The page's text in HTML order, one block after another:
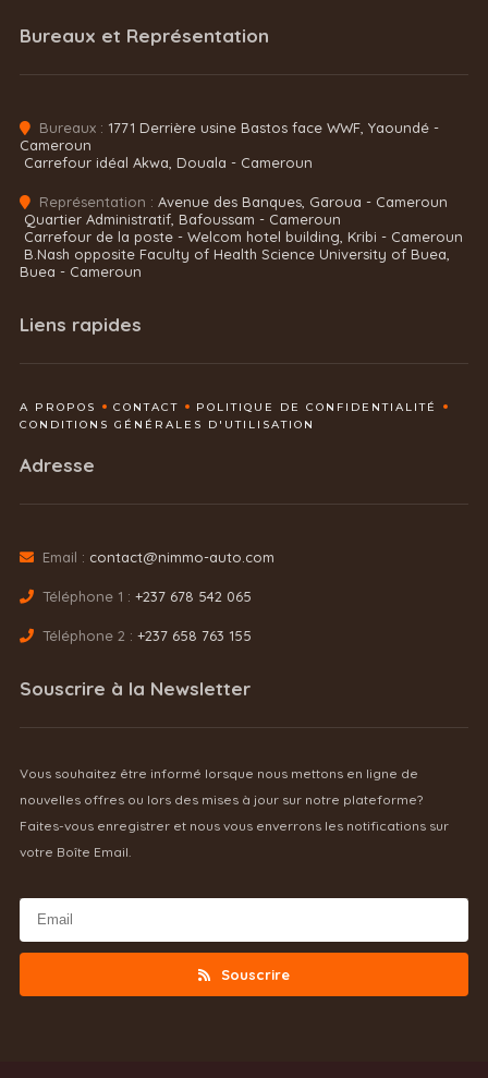
Bureaux et Représentation
Bureaux : 1771 Derrière usine Bastos face WWF, Yaoundé -
Cameroun
Carrefour idéal Akwa, Douala - Cameroun
Représentation : Avenue des Banques, Garoua - Cameroun
Quartier Administratif, Bafoussam - Cameroun
Carrefour de la poste - Welcom hotel building, Kribi - Cameroun
B.Nash opposite Faculty of Health Science University of Buea,
Buea - Cameroun
Liens rapides
A PROPOS CONTACT
POLITIQUE DE CONFIDENTIALITÉ
CONDITIONS GÉNÉRALES D'UTILISATION
Adresse
Email : contact@nimmo-auto.com
Téléphone 1 : +237 678 542 065
Téléphone 2 : +237 658 763 155
Souscrire à la Newsletter
Vous souhaitez être informé lorsque nous mettons en ligne de
nouvelles offres ou lors des mises à jour sur notre plateforme?
Faites-vous enregistrer et nous vous enverrons les notifications sur
votre Boîte Email.
Souscrire